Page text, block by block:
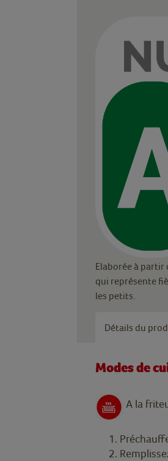
Elaborée à
qui représente
les petits.
Détails du
Modes de
A la